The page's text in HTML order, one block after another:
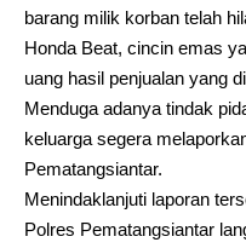
barang milik korban telah
Honda Beat, cincin emas
uang hasil penjualan yang
Menduga adanya tindak
keluarga segera
Pematangsiantar.
Menindaklanjuti laporan
Polres Pematangsiantar